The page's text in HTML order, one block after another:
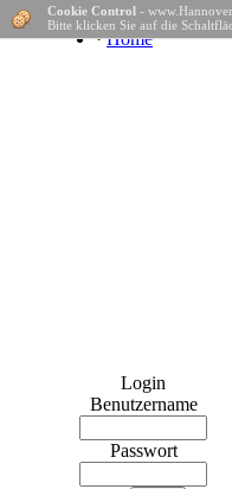
· Home
Login
Benutzername
Passwort
Cookie Control -
Bitte klicken Sie auf die